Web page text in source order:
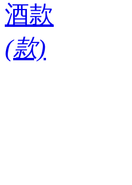
酒款
(款)